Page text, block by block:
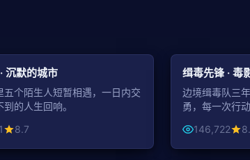
沉默的城市
五个陌生人短暂相遇，一日内交
的人生回响。
8.7
动作
缉毒先锋 · 毒
边境缉毒队三
勇，每一次行
146,722
44:51